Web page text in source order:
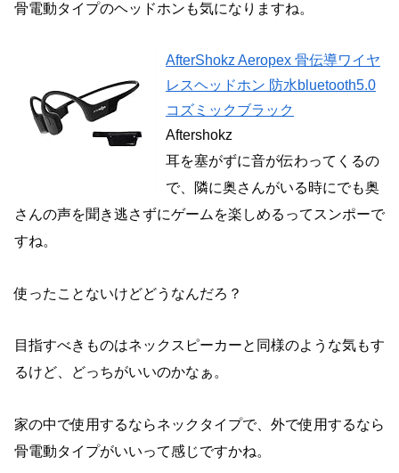
骨電動タイプのヘッドホンも気になりますね。
AfterShokz Aeropex 骨伝導ワイヤ
レスヘッドホン 防水bluetooth5.0
コズミックブラック
Aftershokz
耳を塞がずに音が伝わってくるの
で、隣に奥さんがいる時にでも奥
さんの声を聞き逃さずにゲームを楽しめるってスンポーで
すね。
使ったことないけどどうなんだろ？
目指すべきものはネックスピーカーと同様のような気もす
るけど、どっちがいいのかなぁ。
家の中で使用するならネックタイプで、外で使用するなら
骨電動タイプがいいって感じですかね。